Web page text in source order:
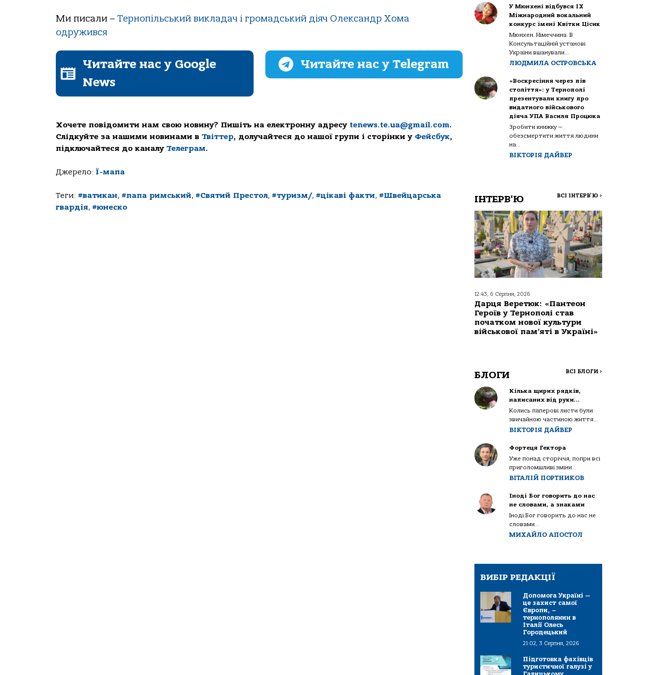
Ми писали – Тернопільський викладач і громадський діяч Олександр Хома
одружився
Читайте нас у Google
News
Читайте нас у Telegram
Хочете повідомити нам свою новину? Пишіть на електронну адресу tenews.te.ua@gmail.com.
Слідкуйте за нашими новинами в Твіттер, долучайтеся до нашої групи і сторінки у Фейсбук,
підключайтеся до каналу Телеграм.
Джерело: Ї-мапа
Теги: #ватикан, #папа римський, #Святий Престол, #туризм/, #цікаві факти, #Швейцарська
гвардія, #юнеско
У Мюнхені відбувся IX
Міжнародний вокальний
конкурс імені Квітки Цісик
Мюнхен. Німеччина. В
Консультаційній установі
України вшанували...
ЛЮДМИЛА ОСТРОВСЬКА
«Воскресіння через пів
століття»: у Тернополі
презентували книгу про
видатного військового
діяча УПА Василя Процюка
Зробити книжку —
обезсмертити життя людини
на...
ВІКТОРІЯ ДАЙВЕР
ІНТЕРВ'Ю ВСІ ІНТЕРВ'Ю >
12:43, 6 Серпня, 2026
Дарця Веретюк: «Пантеон
Героїв у Тернополі став
початком нової культури
військової пам’яті в Україні»
БЛОГИ ВСІ БЛОГИ >
Кілька щирих рядків,
написаних від руки…
Колись паперові листи були
звичайною частиною життя...
ВІКТОРІЯ ДАЙВЕР
Фортеця Гектора
Уже понад сторіччя, попри всі
приголомшливі зміни...
ВІТАЛІЙ ПОРТНИКОВ
Іноді Бог говорить до нас
не словами, а знаками
Іноді Бог говорить до нас не
словами...
МИХАЙЛО АПОСТОЛ
ВИБІР РЕДАКЦІЇ
Допомога Україні —
це захист самої
Європи, –
тернополянин в
Італії Олесь
Городецький
21:02, 3 Серпня, 2026
Підготовка фахівців
туристичної галузі у